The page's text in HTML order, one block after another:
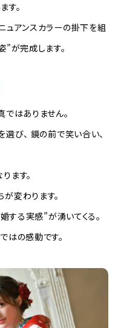
す。
ュアンスカラーの掛下を組
”が完成します。
ではありません。
び、 鏡の前で笑い合い、
ます。
変わります。
する実感”が湧いてくる。
はの感動です。